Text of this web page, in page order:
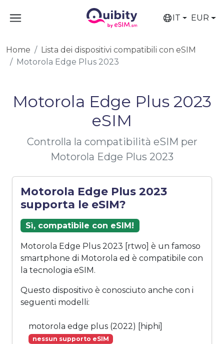
IT EUR
Home
Lista dei dispositivi compatibili con eSIM
Motorola Edge Plus 2023
Motorola Edge Plus 2023
eSIM
Controlla la compatibilità eSIM per
Motorola Edge Plus 2023
Motorola Edge Plus 2023
supporta le eSIM?
Sì, compatibile con eSIM!
Motorola Edge Plus 2023 [rtwo] è un famoso
smartphone di Motorola ed è compatibile con
la tecnologia eSIM.
Questo dispositivo è conosciuto anche con i
seguenti modelli:
motorola edge plus (2022) [hiphi]
nessun supporto eSIM